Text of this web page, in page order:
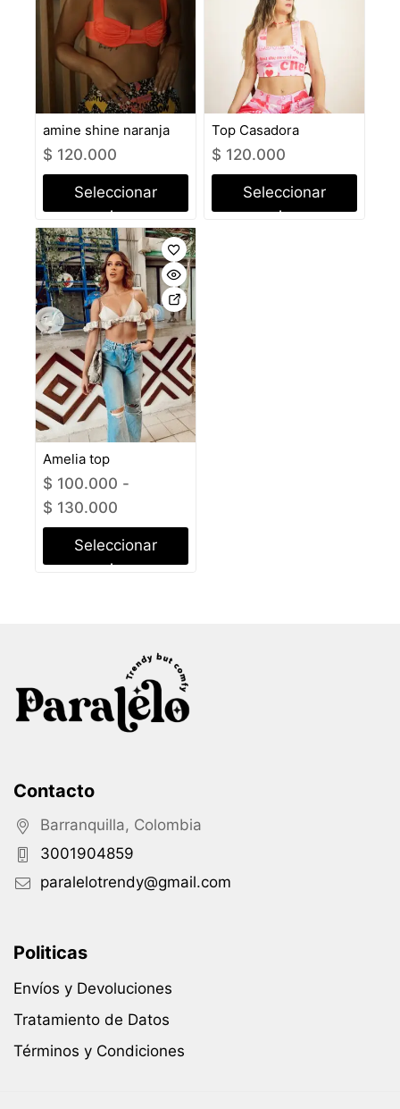
amine shine naranja
$ 120.000
Seleccionar
opciones
Top Casadora
$ 120.000
Seleccionar
opciones
Amelia top
$ 100.000 -
$ 130.000
Seleccionar
opciones
Contacto
Barranquilla, Colombia
3001904859
paralelotrendy@gmail.com
Politicas
Envíos y Devoluciones
Tratamiento de Datos
Términos y Condiciones